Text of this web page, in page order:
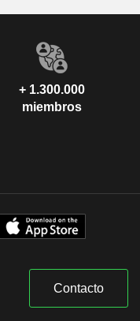
+ 1.300.000
miembros
Contacto